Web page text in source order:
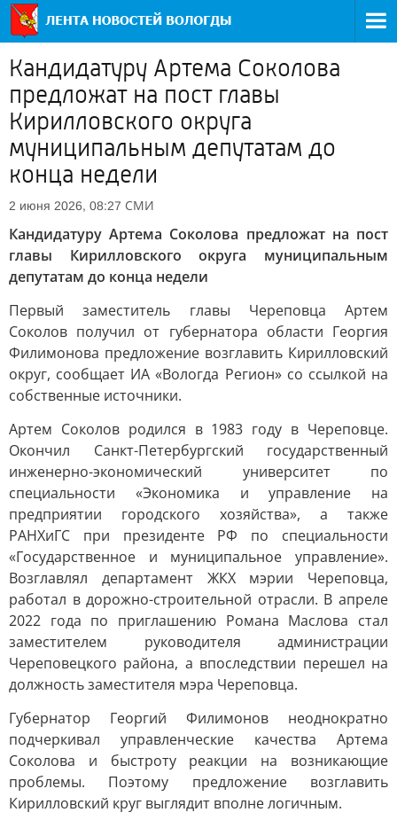
Кандидатуру Артема Соколова
предложат на пост главы
Кирилловского округа
муниципальным депутатам до
конца недели
2 июня 2026, 08:27 СМИ
Кандидатуру Артема Соколова предложат на пост
главы Кирилловского округа муниципальным
депутатам до конца недели
Первый заместитель главы Череповца Артем
Соколов получил от губернатора области Георгия
Филимонова предложение возглавить Кирилловский
округ, сообщает ИА «Вологда Регион» со ссылкой на
собственные источники.
Артем Соколов родился в 1983 году в Череповце.
Окончил Санкт-Петербургский государственный
инженерно-экономический университет по
специальности «Экономика и управление на
предприятии городского хозяйства», а также
РАНХиГС при президенте РФ по специальности
«Государственное и муниципальное управление».
Возглавлял департамент ЖКХ мэрии Череповца,
работал в дорожно-строительной отрасли. В апреле
2022 года по приглашению Романа Маслова стал
заместителем руководителя администрации
Череповецкого района, а впоследствии перешел на
должность заместителя мэра Череповца.
Губернатор Георгий Филимонов неоднократно
подчеркивал управленческие качества Артема
Соколова и быстроту реакции на возникающие
проблемы. Поэтому предложение возглавить
Кирилловский круг выглядит вполне логичным.